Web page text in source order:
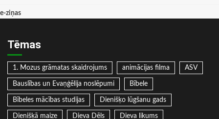
e-ziņas
Tēmas
1. Mozus grāmatas skaidrojums animācijas filma ASV
Bauslības un Evaņģēlija noslēpumi Bībele
Bībeles mācības studijas Dienišķo lūgšanu gads
Dienišķā maize Dieva Dēls Dieva likums